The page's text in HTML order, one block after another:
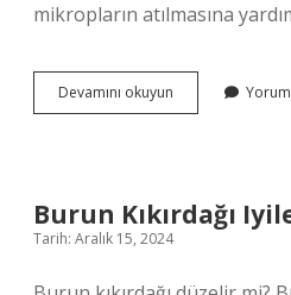
mikropların atılmasına
Devamını okuyun
Kahve
Burun Kıkırdağı
Tarih: Aralık 15, 2024